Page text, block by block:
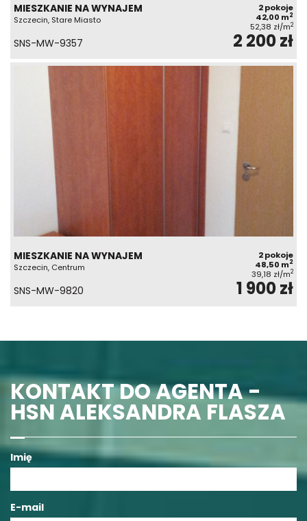
MIESZKANIE NA WYNAJEM
Szczecin, Stare Miasto
2 pokoje
42,00 m2
52,38 zł/m2
SNS-MW-9357 2 200 zł
MIESZKANIE NA WYNAJEM
Szczecin, Centrum
2 pokoje
48,50 m2
39,18 zł/m2
SNS-MW-9820 1 900 zł
KONTAKT DO AGENTA -
HSN ALEKSANDRA FLASZA
Imię
E-mail